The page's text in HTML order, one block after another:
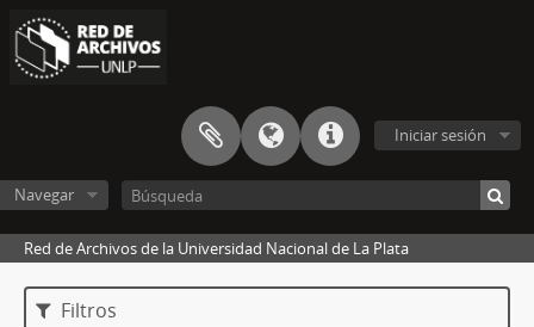
Iniciar sesión
Navegar
Red de Archivos de la Universidad Nacional de La Plata
Filtros